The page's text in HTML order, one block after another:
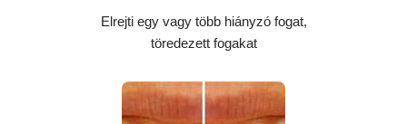
Elrejti egy vagy több hiányzó fogat,
töredezett fogakat